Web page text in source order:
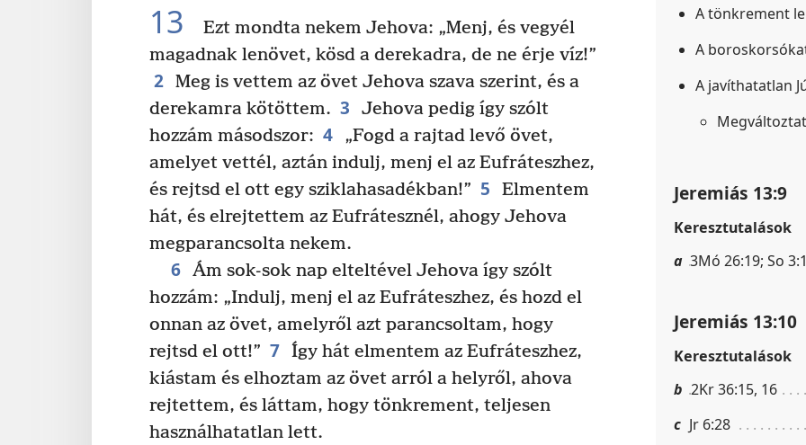
13
Ezt mondta nekem Jehova: „Menj, és vegyél
magadnak lenövet, kösd a derekadra, de ne érje víz!”
2 Meg is vettem az övet Jehova szava szerint, és a
derekamra kötöttem. 3
Jehova pedig így szólt
hozzám másodszor: 4
„Fogd a rajtad levő övet,
amelyet vettél, aztán indulj, menj el az Eufráteszhez,
és rejtsd el ott egy sziklahasadékban!” 5
Elmentem
hát, és elrejtettem az Eufrátesznél, ahogy Jehova
megparancsolta nekem.
6 Ám sok-sok nap elteltével Jehova így szólt
hozzám: „Indulj, menj el az Eufráteszhez, és hozd el
onnan az övet, amelyről azt parancsoltam, hogy
rejtsd el ott!” 7 Így hát elmentem az Eufráteszhez,
kiástam és elhoztam az övet arról a helyről, ahova
rejtettem, és láttam, hogy tönkrement, teljesen
használhatatlan lett.
A tönkrement
A
A javíthatatlan
Jeremiás 13:9
Keresztutalások
a 3Mó 26:19; So
Jeremiás 13:10
Keresztutalások
b 2Kr 36:15, 16
c Jr 6:28